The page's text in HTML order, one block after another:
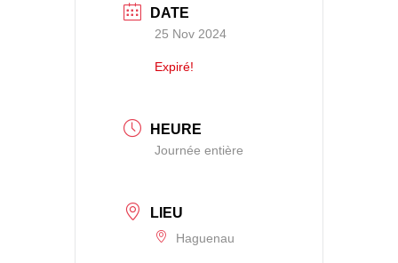
DATE
25 Nov 2024
Expiré!
HEURE
Journée entière
LIEU
Haguenau